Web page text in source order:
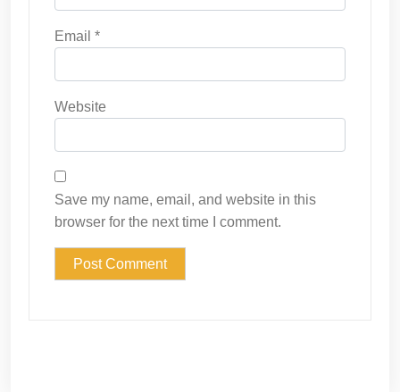
Email *
Website
Save my name, email, and website in this
browser for the next time I comment.